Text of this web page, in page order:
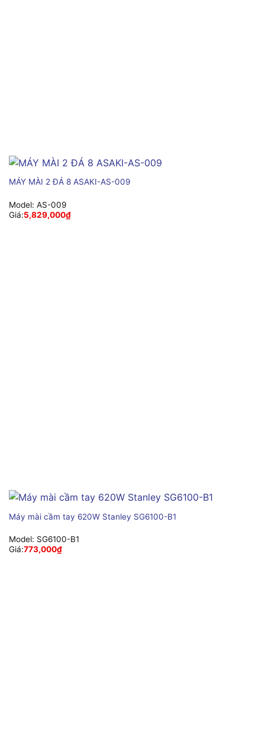
MÁY MÀI 2 ĐÁ 8 ASAKI-AS-009
Model: AS-009
Giá:5,829,000₫
Máy mài cầm tay 620W Stanley SG6100-B1
Model: SG6100-B1
Giá:773,000₫